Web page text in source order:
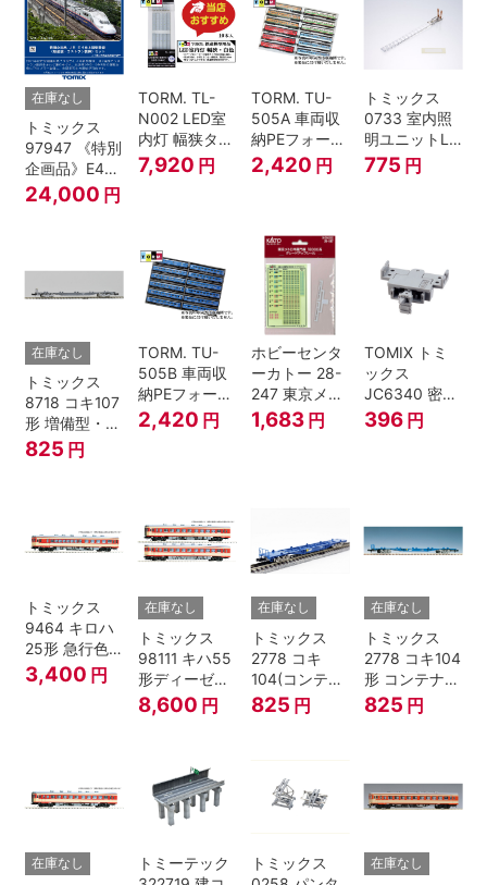
在庫なし
トミックス
97947 《特別
企画品》E4系
上越新幹線 新
塗装・ラスト
24,000 円
TORM. TL-
N002 LED室
内灯 幅狭タイ
プ・白色 10本
鉄道模型
7,920 円
TORM. TU-
505A 車両収
納PEフォーム
12両用 (ライ
トグレー) 2枚
2,420 円
トミックス
0733 室内照
明ユニットLC
(白色)
775 円
在庫なし
トミックス
8718 コキ107
形 増備型・コ
ンテナなし Ｎ
ゲージ
825 円
TORM. TU-
505B 車両収
納PEフォーム
12両用 (ダー
クグレー) 2枚
2,420 円
ホビーセンタ
ーカトー 28-
247 東京メト
ロ半蔵門線
18000系グレ
1,683 円
TOMIX トミ
ックス
JC6340 密連
形TNカプラー
(SP・グレ
ジ
396 円
トミックス
9464 キロハ
25形 急行色･
一段窓 Nゲー
ジ
3,400 円
在庫なし
トミックス
98111 キハ55
形ディーゼル
カー 急行色･
一段窓 2両セ
8,600 円
在庫なし
トミックス
2778 コキ
104(コンテナ
無し) Nゲージ
825 円
在庫なし
トミックス
2778 コキ104
形 コンテナな
し
825 円
在庫なし
トミーテック
トミックス
在庫なし